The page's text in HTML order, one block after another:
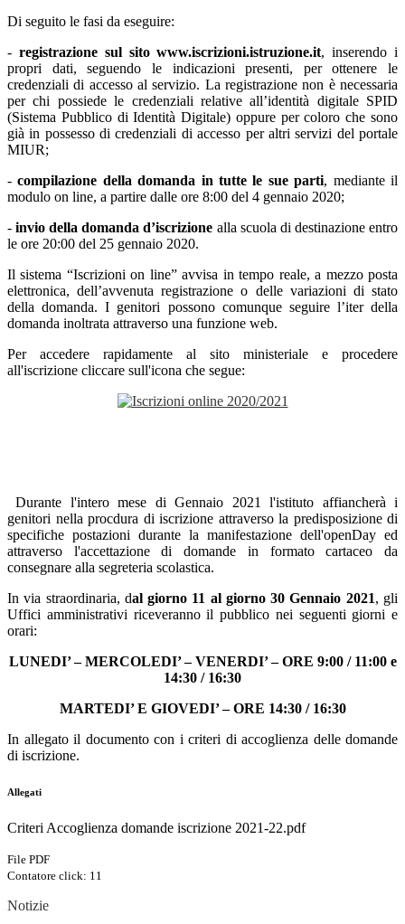
Di seguito le fasi da eseguire:
- registrazione sul sito www.iscrizioni.istruzione.it, inserendo i
propri dati, seguendo le indicazioni presenti, per ottenere le
credenziali di accesso al servizio. La registrazione non è necessaria
per chi possiede le credenziali relative all’identità digitale SPID
(Sistema Pubblico di Identità Digitale) oppure per coloro che sono
già in possesso di credenziali di accesso per altri servizi del portale
MIUR;
-compilazione della domanda in tutte le sue parti, mediante il
modulo on line, a partire dalle ore 8:00 del 4 gennaio 2020;
-invio della domanda d’iscrizione alla scuola di destinazione entro
le ore 20:00 del 25 gennaio 2020.
Il sistema “Iscrizioni on line” avvisa in tempo reale, a mezzo posta
elettronica, dell’avvenuta registrazione o delle variazioni di stato
della domanda. I genitori possono comunque seguire l’iter della
domanda inoltrata attraverso una funzione web.
Per accedere rapidamente al sito ministeriale e procedere
all'iscrizione cliccare sull'icona che segue:
Durante l'intero mese di Gennaio 2021 l'istituto affiancherà i
genitori nella procdura di iscrizione attraverso la predisposizione di
specifiche postazioni durante la manifestazione dell'openDay ed
attraverso l'accettazione di domande in formato cartaceo da
consegnare alla segreteria scolastica.
In via straordinaria, dal giorno 11 al giorno 30 Gennaio 2021, gli
Uffici amministrativi riceveranno il pubblico nei seguenti giorni e
orari:
LUNEDI’ – MERCOLEDI’ – VENERDI’ – ORE 9:00 / 11:00 e
14:30 / 16:30
MARTEDI’ E GIOVEDI’ – ORE 14:30 / 16:30
In allegato il documento con i criteri di accoglienza delle domande
di iscrizione.
Allegati
Criteri Accoglienza domande iscrizione 2021-22.pdf
File PDF
Contatore click: 11
Notizie